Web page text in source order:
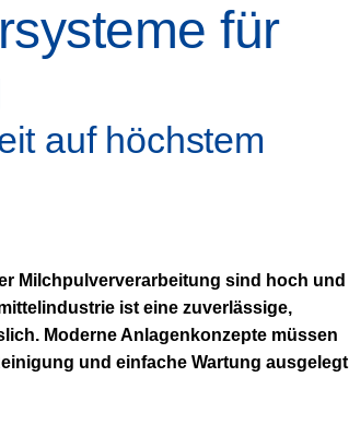
für
auf höchstem
Milchpulververarbeitung sind hoch und
ist eine zuverlässige,
Moderne Anlagenkonzepte müssen
und einfache Wartung ausgelegt